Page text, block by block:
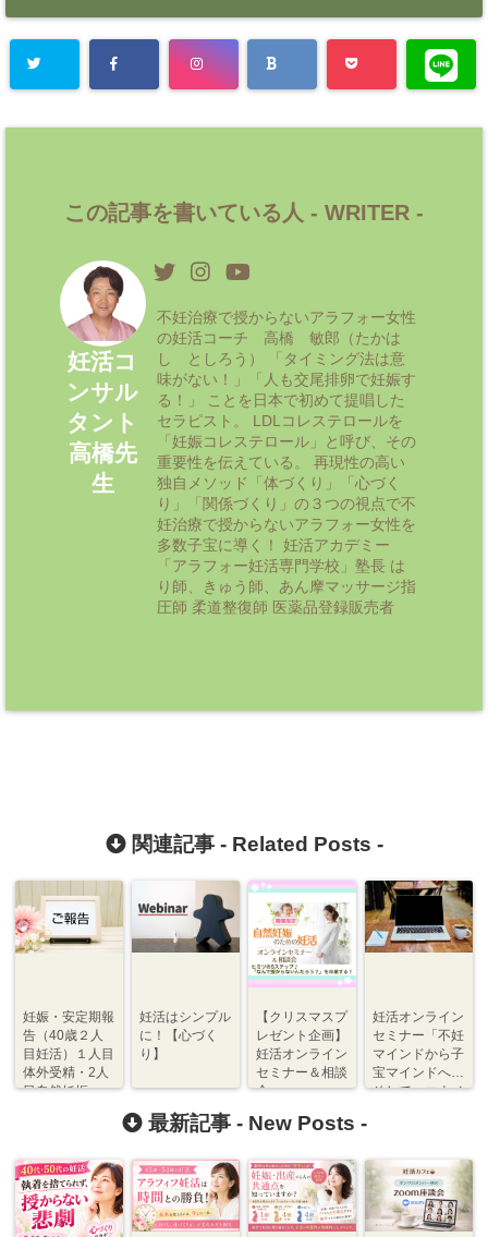
この記事を書いている人 - WRITER -
妊活コ
ンサル
タント
高橋先
生
不妊治療で授からないアラフォー女性
の妊活コーチ 高橋 敏郎（たかは
し としろう） 「タイミング法は意
味がない！」「人も交尾排卵で妊娠す
る！」 ことを日本で初めて提唱した
セラピスト。 LDLコレステロールを
「妊娠コレステロール」と呼び、その
重要性を伝えている。 再現性の高い
独自メソッド「体づくり」「心づく
り」「関係づくり」の３つの視点で不
妊治療で授からないアラフォー女性を
多数子宝に導く！ 妊活アカデミー
「アラフォー妊活専門学校」塾長 は
り師、きゅう師、あん摩マッサージ指
圧師 柔道整復師 医薬品登録販売者
関連記事 - Related Posts -
妊娠・安定期報
告（40歳２人
目妊活）１人目
体外受精・2人
目自然妊娠
妊活はシンプル
に！【心づく
り】
【クリスマスプ
レゼント企画】
妊活オンライン
セミナー＆相談
会
妊活オンライン
セミナー「不妊
マインドから子
宝マインドへ…
そして、コウノ
最新記事 - New Posts -